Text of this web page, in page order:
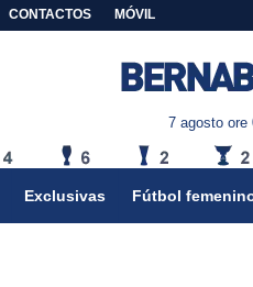
CONTACTOS MÓVIL
7 agosto ore
Exclusivas Fútbol